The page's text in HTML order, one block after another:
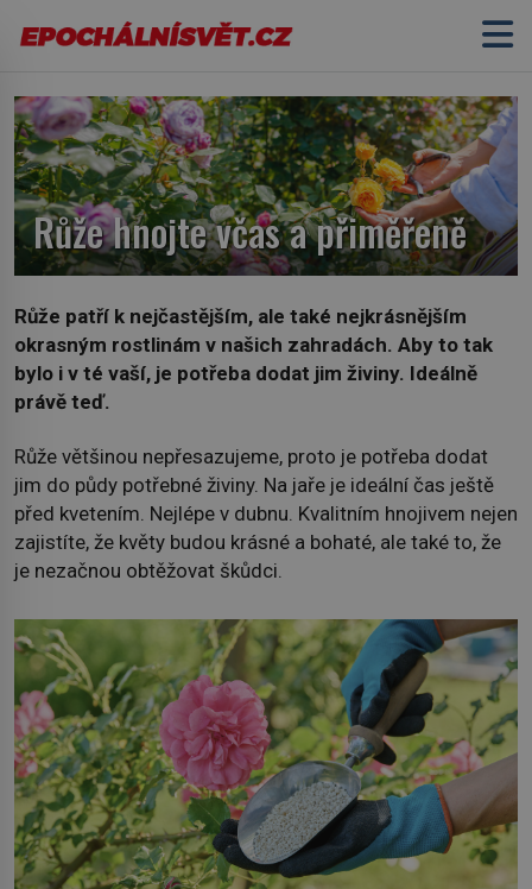
Růže hnojte včas a přiměřeně
Růže patří k nejčastějším, ale také nejkrásnějším
okrasným rostlinám v našich zahradách. Aby to tak
bylo i v té vaší, je potřeba dodat jim živiny. Ideálně
právě teď.
Růže většinou nepřesazujeme, proto je potřeba dodat
jim do půdy potřebné živiny. Na jaře je ideální čas ještě
před kvetením. Nejlépe v dubnu. Kvalitním hnojivem nejen
zajistíte, že květy budou krásné a bohaté, ale také to, že
je nezačnou obtěžovat škůdci.